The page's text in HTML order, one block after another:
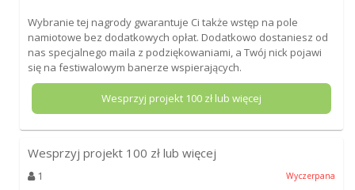
Wybranie tej nagrody gwarantuje Ci także wstęp na pole
namiotowe bez dodatkowych opłat. Dodatkowo dostaniesz od
nas specjalnego maila z podziękowaniami, a Twój nick pojawi
się na festiwalowym banerze wspierających.
Wesprzyj projekt 100zł lub więcej
Wesprzyj projekt 100 zł lub więcej
1 Wyczerpana